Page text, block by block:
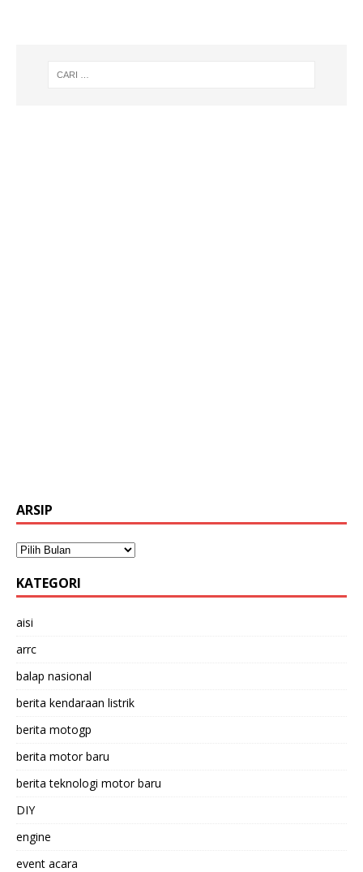
ARSIP
KATEGORI
aisi
arrc
balap nasional
berita kendaraan listrik
berita motogp
berita motor baru
berita teknologi motor baru
DIY
engine
event acara